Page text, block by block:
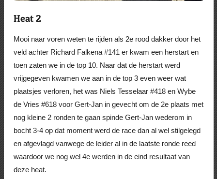
Heat 2
Mooi naar voren weten te rijden als 2e rood dakker door het
veld achter Richard Falkena #141 er kwam een herstart en
toen zaten we in de top 10. Naar dat de herstart werd
vrijgegeven kwamen we aan in de top 3 even weer wat
plaatsjes verloren, het was Niels Tesselaar #418 en Wybe
de Vries #618 voor Gert-Jan in gevecht om de 2e plaats met
nog kleine 2 ronden te gaan spinde Gert-Jan wederom in
bocht 3-4 op dat moment werd de race dan al wel stilgelegd
en afgevlagd vanwege de leider al in de laatste ronde reed
waardoor we nog wel 4e werden in de eind resultaat van
deze heat.